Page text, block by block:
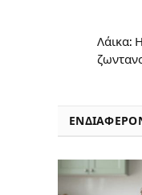
Λάικα: